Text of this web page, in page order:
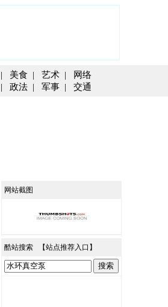
| 美食 | 艺术 |
网络
| 政法 | 军事 | 交通
网站截图
酷站搜索 【站点推荐入口 】